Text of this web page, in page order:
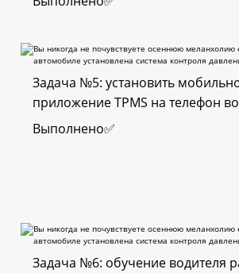
Задача №5: установить
приложение TPMS на телефон
Выполнено✅
Задача №6: обучение водителя